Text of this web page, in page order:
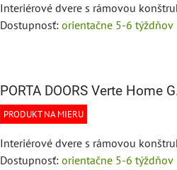
Interiérové dvere s rámovou
Dostupnosť: orientačne 5-6 týždňov
PORTA DOORS Verte Home
PRODUKT NA MIERU
Interiérové dvere s rámovou
Dostupnosť: orientačne 5-6 týždňov